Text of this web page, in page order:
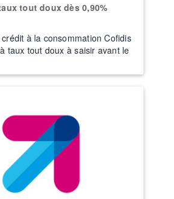
tout doux dès 0,90%
à la consommation Cofidis
taux tout doux à saisir avant le